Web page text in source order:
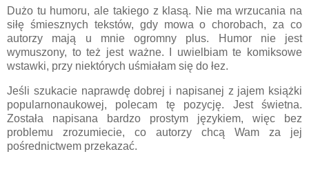
Dużo tu humoru, ale takiego z klasą. Nie ma wrzucania na
siłę śmiesznych tekstów, gdy mowa o chorobach, za co
autorzy mają u mnie ogromny plus. Humor nie jest
wymuszony, to też jest ważne. I uwielbiam te komiksowe
wstawki, przy niektórych uśmiałam się do łez.
Jeśli szukacie naprawdę dobrej i napisanej z jajem książki
popularnonaukowej, polecam tę pozycję. Jest świetna.
Została napisana bardzo prostym językiem, więc bez
problemu zrozumiecie, co autorzy chcą Wam za jej
pośrednictwem przekazać.